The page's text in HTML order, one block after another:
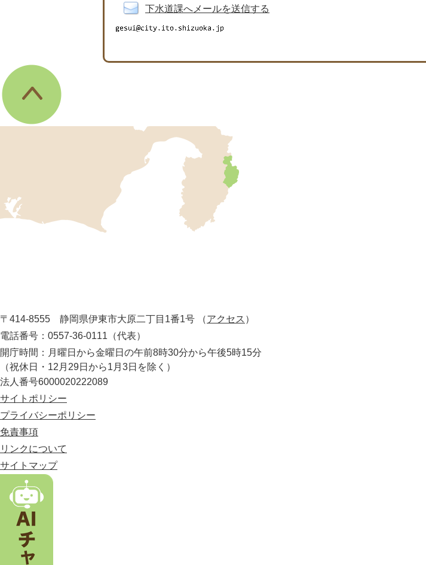
下水道課へメールを送信する
を
記
県
の
東
部
に
位
置
す
る
市
所
〒414-8555 静岡県伊東市大原二丁目1番1号 （アクセス ）
電話番号：0557-36-0111（代表）
開庁時間：月曜日から金曜日の午前8時30分から午後5時15分
（祝休日・12月29日から1月3日を除く）
法人番号6000020222089
サイトポリシー
プライバシーポリシー
免責事項
リンクについて
サイトマップ